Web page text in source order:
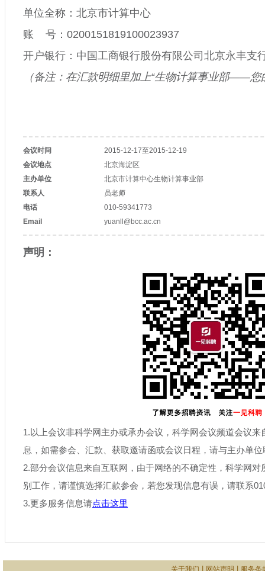
单位全称：北京市计算中心
账
号： 0200151819100023937
开户银行：中国工商银行股份有限公司北京永丰支
（备注：在汇款明细里加上“生物计算事业部——您
会议时间
2015-12-17至2015-12-19
会议地点
北京海淀区
主办单位
北京市计算中心生物计算事业部
联系人
员老师
电话
010-59341773
Email
yuanll@bcc.ac.cn
声明：
1.以上会议非科学网主办或承办会议，科学网会议频道会议
息，如需参会、汇款、获取邀请函或会议日程，请与主办单位
2.部分会议信息来自互联网，由于网络的不确定性，科学网
别工作，请谨慎选择汇款参会，若您发现信息有误，请联系
3.更多服务信息请点击这里
关于我们 网站声明 服务条